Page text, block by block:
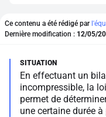
Ce contenu a été rédigé par
Dernière modification : 12/05/
En effectuant un
incompressible, la
permet de
une certaine durée